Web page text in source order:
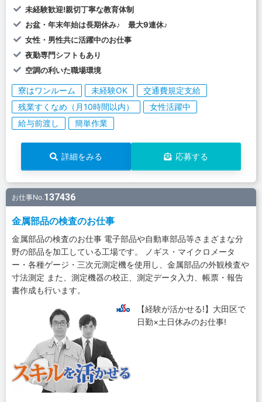
未経験歓迎!親切丁寧な教育体制
お盆・年末年始は長期休み♪ 最大9連休♪
女性・男性共に活躍中のお仕事
夜勤専門シフトもあり
空調の利いた職場環境
寮はワンルーム 未経験OK
交通費規定支給
残業すくなめ（月10時間以内）
女性活躍中
給与前渡し
簡単作業
詳細をみる 応募する
お仕事No.137436
金属部品の検査のお仕事
金属部品の検査のお仕事 電子部品や自動車部品等さまざまな分
野の部品を加工している工場です。 ノギス・マイクロメータ
ー・各種ゲージ・三次元測定機を使用し、金属部品の外観検査や
寸法測定 また、測定機器の校正、測定データ入力、帳票・報告
書作成も行います。
【経験が活かせる!】大田区で
日勤×土日休みのお仕事!